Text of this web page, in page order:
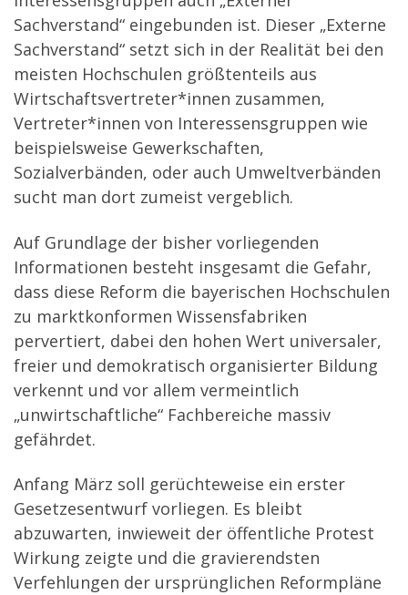
Sachverstand“ eingebunden ist. Dieser „Externe
Sachverstand“ setzt sich in der Realität bei den
meisten Hochschulen größtenteils aus
Wirtschaftsvertreter*innen zusammen,
Vertreter*innen von Interessensgruppen wie
beispielsweise Gewerkschaften,
Sozialverbänden, oder auch Umweltverbänden
sucht man dort zumeist vergeblich.
Auf Grundlage der bisher vorliegenden
Informationen besteht insgesamt die Gefahr,
dass diese Reform die bayerischen Hochschulen
zu marktkonformen Wissensfabriken
pervertiert, dabei den hohen Wert universaler,
freier und demokratisch organisierter Bildung
verkennt und vor allem vermeintlich
„unwirtschaftliche“ Fachbereiche massiv
gefährdet.
Anfang März soll gerüchteweise ein erster
Gesetzesentwurf vorliegen. Es bleibt
abzuwarten, inwieweit der öffentliche Protest
Wirkung zeigte und die gravierendsten
Verfehlungen der ursprünglichen Reformpläne